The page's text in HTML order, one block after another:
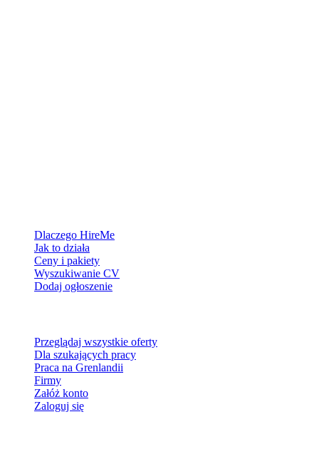
Dlaczego HireMe
Jak to działa
Ceny i pakiety
Wyszukiwanie CV
Dodaj ogłoszenie
Przeglądaj wszystkie oferty
Dla szukających pracy
Praca na Grenlandii
Firmy
Załóż konto
Zaloguj się